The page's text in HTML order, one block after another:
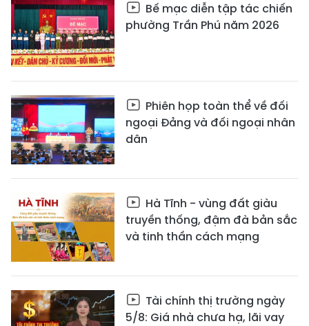
Bế mạc diễn tập tác chiến
phường Trần Phú năm 2026
Phiên họp toàn thể về đối
ngoại Đảng và đối ngoại nhân
dân
Hà Tĩnh - vùng đất giàu
truyền thống, đậm đà bản sắc
và tinh thần cách mạng
Tài chính thị trường ngày
5/8: Giá nhà chưa hạ, lãi vay